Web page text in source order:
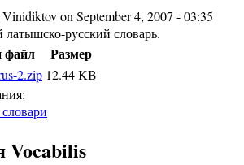
Vinidiktovon September 4, 2007 - 03:35
русский словарь.
файл Размер
2.zip 12.44 KB
Vocabilis